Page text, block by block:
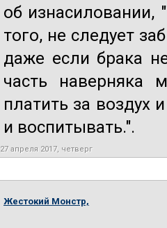
об изнасиловании,
того, не следует
даже если брака
часть наверняка
платить за воздух
и воспитывать.".
27 апреля 2017, четверг
Жестокий Монстр,